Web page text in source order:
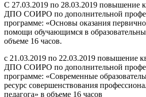
С 27.03.2019 по 28.03.2019 повышение
ДПО СОИРО по дополнительной
программе: «Основы оказания
помощи обучающимся в
объеме 16 часов.
с 21.03.2019 по 22.03.2019 повышение
ДПО СОИРО по дополнительной
программе: «Современные
ресурс совершенствования
педагога» в объеме 16 часов